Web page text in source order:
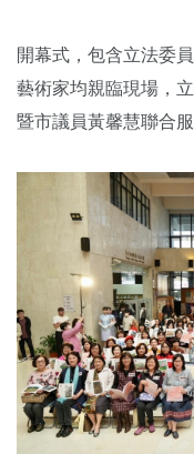
開幕式，包含立法委
藝術家均親臨現場，
暨市議員黃馨慧聯合